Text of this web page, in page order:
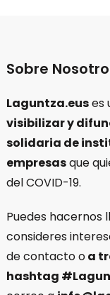
Sobre
Laguntza.euses
visibilizar y
solidaria de
empresasque
del COVID-19.
Puedes hacernos
consideres
de contacto oa
hashtag